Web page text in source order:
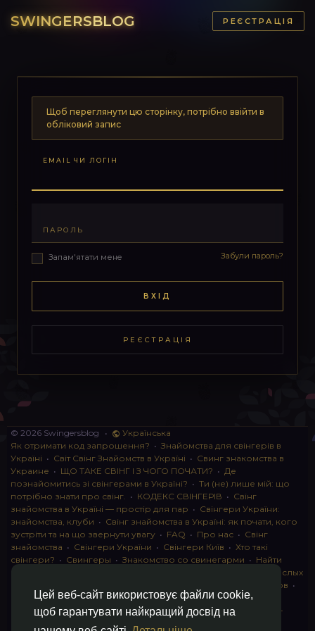
Цей веб-сайт використовує файли cookie,
щоб гарантувати найкращий досвід на
SWINGERSBLOG РЕЄСТРАЦІЯ
Щоб переглянути цю сторінку, потрібно ввійти в
обліковий запис
EMAIL ЧИ ЛОГІН
ПАРОЛЬ
Запам'ятати мене Забули пароль?
ВХІД
РЕЄСТРАЦІЯ
© 2026 Swingersblog •
Українська
Як отримати код запрошення? • Знайомства для свінгерів в
Україні • Світ Свінг Знайомств в Україні • Свинг знакомства в
Украине • ЩО ТАКЕ СВІНГ І З ЧОГО ПОЧАТИ? • Де
познайомитись зі свінгерами в Україні? • Ти (не) лише мій: що
потрібно знати про свінг. • КОДЕКС СВІНГЕРІВ • Свінг
знайомства в Україні — простір для пар • Свінгери України:
знайомства, клуби • Свінг знайомства в Україні: як почати, кого
зустріти та на що звернути увагу • FAQ • Про нас • Свінг
знайомства • Свінгери України • Свінгери Київ • Хто такі
свінгери? • Свингеры • Знакомство со свинегарми • Найти
instagram для взрослых
Клуб свингеров •
Конфіденційність• Правила• Партнерська програма
Свингеры •Свинг-пати•О свингерах откровенно
Свинг-
клуб: что это и как работает